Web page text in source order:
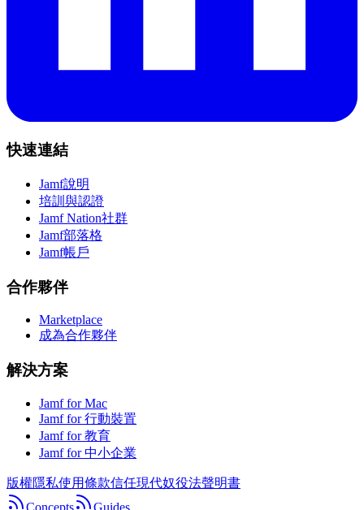
快速連結
Jamf說明
培訓與認證
Jamf Nation社群
Jamf部落格
Jamf帳戶
合作夥伴
Marketplace
成為合作夥伴
解決方案
Jamf for Mac
Jamf for 行動裝置
Jamf for 教育
Jamf for 中小企業
版權隱私使用條款信任現代奴役法聲明書
Concepts
Guides